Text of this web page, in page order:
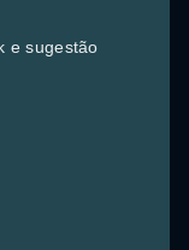
e sugestão